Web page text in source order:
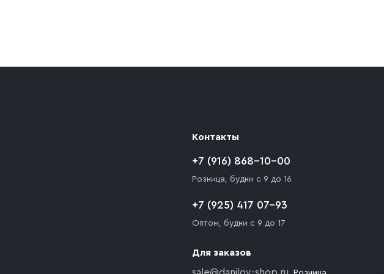
запланированной разгрузки товара и не нарушает правила
Контакты
+7 (916) 868-10-00
Розница, будни с 9 до 16
+7 (925) 417 07-93
Оптом, будни с 9 до 17
Для заказов